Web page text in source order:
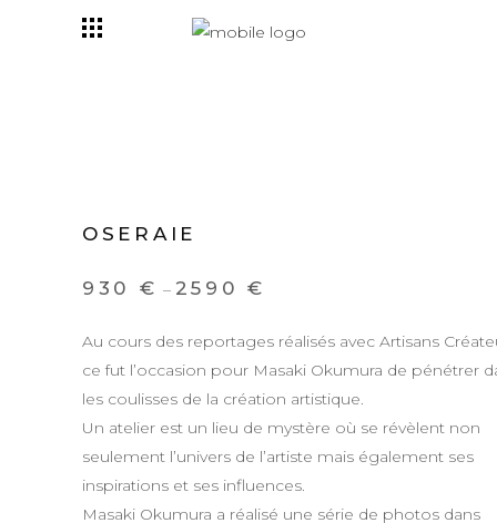
OSERAIE
930 € – 2590€
Au cours des reportages réalisés avec Artisans
ce fut l’occasion pour Masaki Okumura de pénétrer
les coulisses de la création artistique.
Un atelier est un lieu de mystère où se révèlent non
seulement l’univers de l’artiste mais également ses
inspirations et ses influences.
Masaki Okumura a réalisé une série de photos dans